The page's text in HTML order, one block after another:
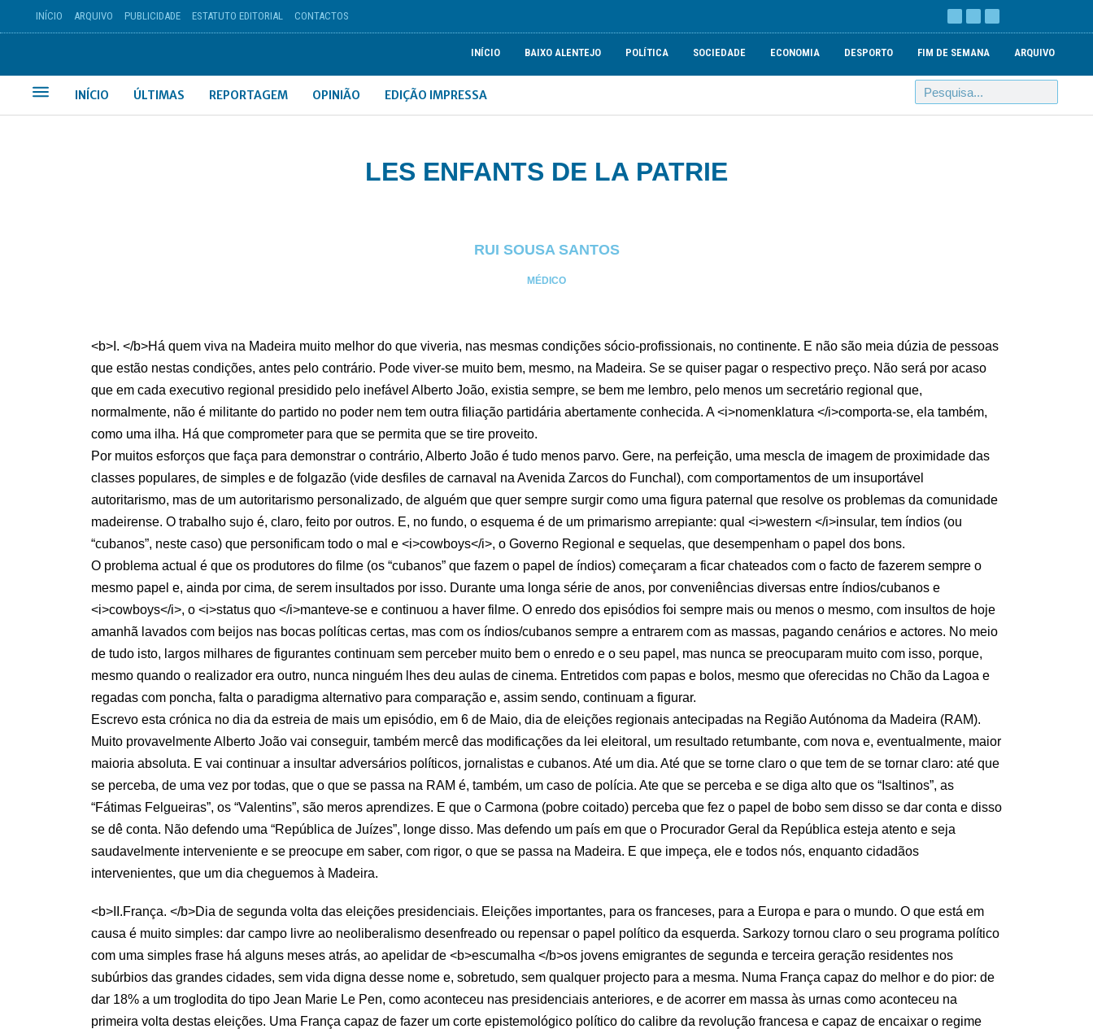
INÍCIO ARQUIVO PUBLICIDADE ESTATUTO EDITORIAL CONTACTOS
INÍCIO BAIXO ALENTEJO POLÍTICA SOCIEDADE ECONOMIA DESPORTO FIM DE SEMANA ARQUIVO
INÍCIO ÚLTIMAS REPORTAGEM OPINIÃO EDIÇÃO IMPRESSA
LES ENFANTS DE LA PATRIE
RUI SOUSA SANTOS
MÉDICO
<b>I. </b>Há quem viva na Madeira muito melhor do que viveria, nas mesmas condições sócio-profissionais, no continente. E não são meia dúzia de pessoas
que estão nestas condições, antes pelo contrário. Pode viver-se muito bem, mesmo, na Madeira. Se se quiser pagar o respectivo preço. Não será por acaso
que em cada executivo regional presidido pelo inefável Alberto João, existia sempre, se bem me lembro, pelo menos um secretário regional que,
normalmente, não é militante do partido no poder nem tem outra filiação partidária abertamente conhecida. A <i>nomenklatura </i>comporta-se, ela também,
como uma ilha. Há que comprometer para que se permita que se tire proveito.
Por muitos esforços que faça para demonstrar o contrário, Alberto João é tudo menos parvo. Gere, na perfeição, uma mescla de imagem de proximidade das
classes populares, de simples e de folgazão (vide desfiles de carnaval na Avenida Zarcos do Funchal), com comportamentos de um insuportável
autoritarismo, mas de um autoritarismo personalizado, de alguém que quer sempre surgir como uma figura paternal que resolve os problemas da comunidade
madeirense. O trabalho sujo é, claro, feito por outros. E, no fundo, o esquema é de um primarismo arrepiante: qual <i>western </i>insular, tem índios (ou
“cubanos”, neste caso) que personificam todo o mal e <i>cowboys</i>, o Governo Regional e sequelas, que desempenham o papel dos bons.
O problema actual é que os produtores do filme (os “cubanos” que fazem o papel de índios) começaram a ficar chateados com o facto de fazerem sempre o
mesmo papel e, ainda por cima, de serem insultados por isso. Durante uma longa série de anos, por conveniências diversas entre índios/cubanos e
<i>cowboys</i>, o <i>status quo </i>manteve-se e continuou a haver filme. O enredo dos episódios foi sempre mais ou menos o mesmo, com insultos de hoje
amanhã lavados com beijos nas bocas políticas certas, mas com os índios/cubanos sempre a entrarem com as massas, pagando cenários e actores. No meio
de tudo isto, largos milhares de figurantes continuam sem perceber muito bem o enredo e o seu papel, mas nunca se preocuparam muito com isso, porque,
mesmo quando o realizador era outro, nunca ninguém lhes deu aulas de cinema. Entretidos com papas e bolos, mesmo que oferecidas no Chão da Lagoa e
regadas com poncha, falta o paradigma alternativo para comparação e, assim sendo, continuam a figurar.
Escrevo esta crónica no dia da estreia de mais um episódio, em 6 de Maio, dia de eleições regionais antecipadas na Região Autónoma da Madeira (RAM).
Muito provavelmente Alberto João vai conseguir, também mercê das modificações da lei eleitoral, um resultado retumbante, com nova e, eventualmente, maior
maioria absoluta. E vai continuar a insultar adversários políticos, jornalistas e cubanos. Até um dia. Até que se torne claro o que tem de se tornar claro: até que
se perceba, de uma vez por todas, que o que se passa na RAM é, também, um caso de polícia. Ate que se perceba e se diga alto que os “Isaltinos”, as
“Fátimas Felgueiras”, os “Valentins”, são meros aprendizes. E que o Carmona (pobre coitado) perceba que fez o papel de bobo sem disso se dar conta e disso
se dê conta. Não defendo uma “República de Juízes”, longe disso. Mas defendo um país em que o Procurador Geral da República esteja atento e seja
saudavelmente interveniente e se preocupe em saber, com rigor, o que se passa na Madeira. E que impeça, ele e todos nós, enquanto cidadãos
intervenientes, que um dia cheguemos à Madeira.
<b>II.França. </b>Dia de segunda volta das eleições presidenciais. Eleições importantes, para os franceses, para a Europa e para o mundo. O que está em
causa é muito simples: dar campo livre ao neoliberalismo desenfreado ou repensar o papel político da esquerda. Sarkozy tornou claro o seu programa político
com uma simples frase há alguns meses atrás, ao apelidar de <b>escumalha </b>os jovens emigrantes de segunda e terceira geração residentes nos
subúrbios das grandes cidades, sem vida digna desse nome e, sobretudo, sem qualquer projecto para a mesma. Numa França capaz do melhor e do pior: de
dar 18% a um troglodita do tipo Jean Marie Le Pen, como aconteceu nas presidenciais anteriores, e de acorrer em massa às urnas como aconteceu na
primeira volta destas eleições. Uma França capaz de fazer um corte epistemológico político do calibre da revolução francesa e capaz de encaixar o regime